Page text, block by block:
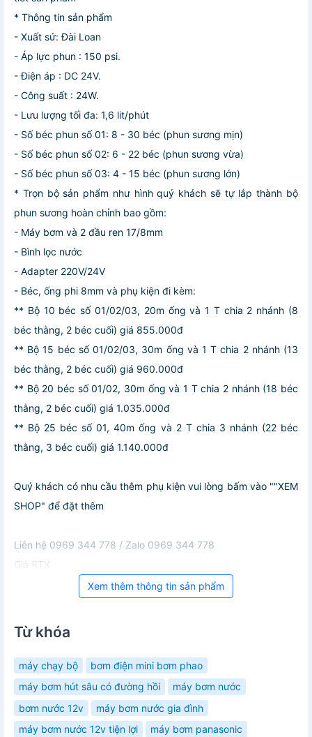
* Thông tin sản phẩm
- Xuất sứ: Đài Loan
- Áp lực phun : 150 psi.
- Điện áp : DC 24V.
- Công suất : 24W.
- Lưu lượng tối đa: 1,6 lit/phút
- Số béc phun số 01: 8 - 30 béc (phun sương mịn)
- Số béc phun số 02: 6 - 22 béc (phun sương vừa)
- Số béc phun số 03: 4 - 15 béc (phun sương lớn)
* Trọn bộ sản phẩm như hình quý khách sẽ tự lắp thành bộ
phun sương hoàn chỉnh bao gồm:
- Máy bơm và 2 đầu ren 17/8mm
- Bình lọc nước
- Adapter 220V/24V
- Béc, ống phi 8mm và phụ kiện đi kèm:
** Bộ 10 béc số 01/02/03, 20m ống và 1 T chia 2 nhánh (8
béc thằng, 2 béc cuối) giá 855.000đ
** Bộ 15 béc số 01/02/03, 30m ống và 1 T chia 2 nhánh (13
béc thằng, 2 béc cuối) giá 960.000đ
** Bộ 20 béc số 01/02, 30m ống và 1 T chia 2 nhánh (18 béc
thằng, 2 béc cuối) giá 1.035.000đ
** Bộ 25 béc số 01, 40m ống và 2 T chia 3 nhánh (22 béc
thằng, 3 béc cuối) giá 1.140.000đ
Quý khách có nhu cầu thêm phụ kiện vui lòng bấm vào ""XEM
SHOP" để đặt thêm
Liên hệ 0969 344 778 / Zalo 0969 344 778
Giá RTX
Xem thêm thông tin sản phẩm
Từ khóa
máy chạy bộ
bơm điện mini bơm phao
máy bơm hút sâu có đường hồi
máy bơm nước
bơm nước 12v
máy bơm nước gia đình
máy bơm nước 12v tiện lợi
máy bơm panasonic